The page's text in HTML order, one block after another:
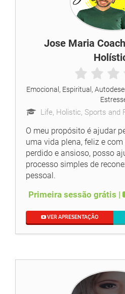
Jose Maria
Emocional, Espiritual,
Life, Holistic, Sports and Flow Coaching;
O meu propósito é ajudar
uma vida plena, feliz e
perdido e ansioso, posso
processo simples de
pessoal.
Primeira sessão grátis |
VER APRESENTAÇÃO